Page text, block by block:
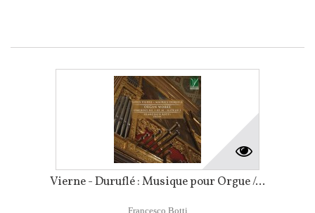
Vierne - Duruflé : Musique pour Orgue /...
Francesco Botti